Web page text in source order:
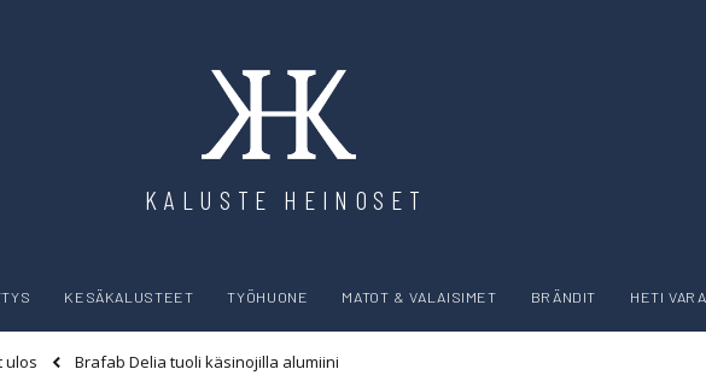
KALUSTE HEINOSET
KESÄKALUSTEET TYÖHUONE MATOT & VALAISIMET BRÄNDIT HETI
ulos
Brafab Delia tuoli käsinojilla alumiini